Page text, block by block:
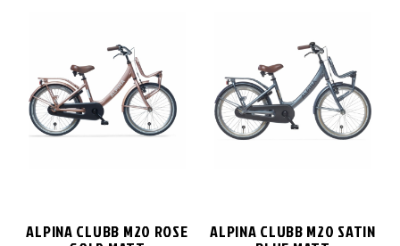
ALPINA CLUBB M20 ROSE ALPINA CLUBB M20 SATIN